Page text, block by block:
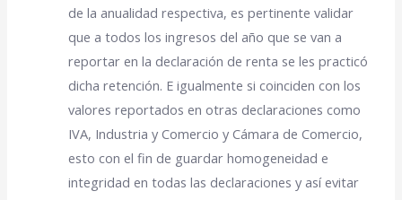
de la anualidad respectiva, es pertinente validar
que a todos los ingresos del año que se van a
reportar en la declaración de renta se les practicó
dicha retención. E igualmente si coinciden con los
valores reportados en otras declaraciones como
IVA, Industria y Comercio y Cámara de Comercio,
esto con el fin de guardar homogeneidad e
integridad en todas las declaraciones y así evitar